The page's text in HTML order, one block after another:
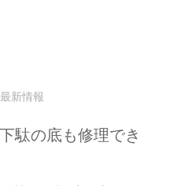
最新情報
駄の底も修理でき